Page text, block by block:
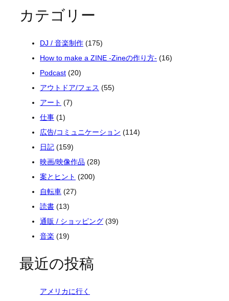
カテゴリー
DJ / 音楽制作 (175)
How to make a ZINE -Zineの作り方- (16)
Podcast (20)
アウトドア/フェス (55)
アート (7)
仕事 (1)
広告/コミュニケーション (114)
日記 (159)
映画/映像作品 (28)
案とヒント (200)
自転車 (27)
読書 (13)
通販 / ショッピング (39)
音楽 (19)
最近の投稿
アメリカに行く